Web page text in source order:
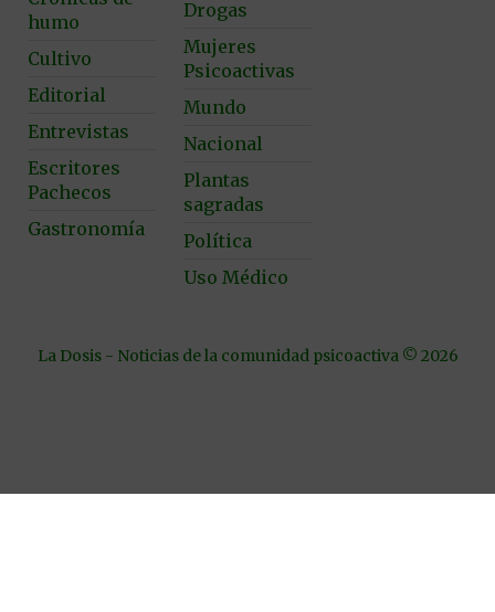
humo
Cultivo
Editorial
Entrevistas
Escritores
Pachecos
Gastronomía
Drogas
Mujeres
Psicoactivas
Mundo
Nacional
Plantas
sagradas
Política
Uso Médico
La Dosis - Noticias de la comunidad psicoactiva © 2026